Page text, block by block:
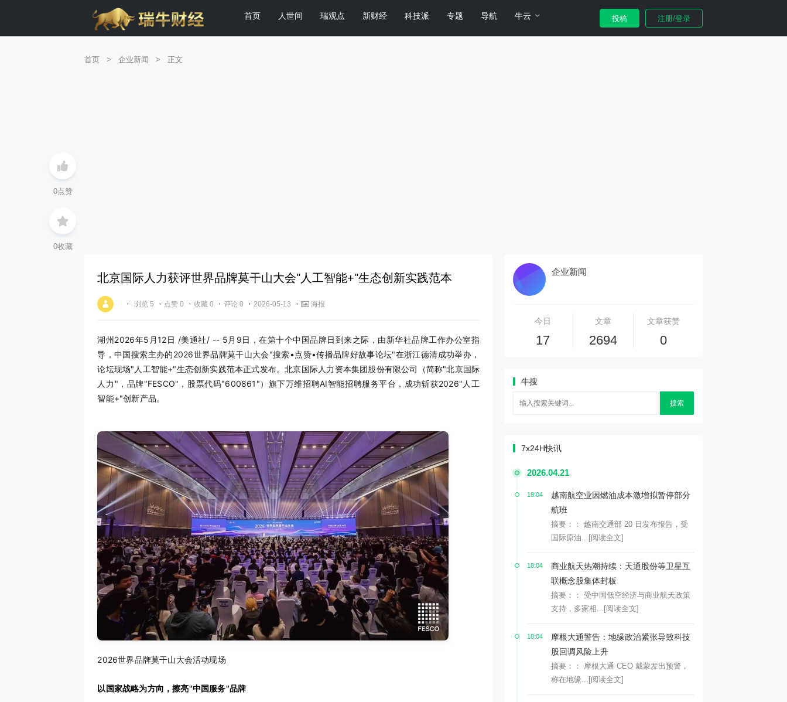
首页 人世间 瑞观点 新财经 科技派 专题 导航 牛云 投稿 注册/登录
0点赞
0收藏
首页 > 企业新闻 > 正文
北京国际人力获评世界品牌莫干山大会"人工智能+"生态创新实践范本
· 浏览 5 · 点赞 0 · 收藏 0 · 评论 0 · 2026-05-13 · 海报
湖州2026年5月12日 /美通社/ -- 5月9日，在第十个中国品牌日到来之际，由新华社品牌工作办公室指
导，中国搜索主办的2026世界品牌莫干山大会"搜索•点赞•传播品牌好故事论坛"在浙江德清成功举办，
论坛现场"人工智能+"生态创新实践范本正式发布。北京国际人力资本集团股份有限公司（简称"北京国际
人力"，品牌"FESCO"，股票代码"600861"）旗下万维招聘AI智能招聘服务平台，成功斩获2026"人工
智能+"创新产品。
2026世界品牌莫干山大会活动现场
以国家战略为方向，擦亮"中国服务"品牌
企业新闻
今日
17
文章
2694
文章获赞
0
牛搜
搜索
7x24H快讯
2026.04.21
18:04
越南航空业因燃油成本激增拟暂停部分
航班
摘要：： 越南交通部 20 日发布报告，受
国际原油... [阅读全文]
18:04
商业航天热潮持续：天通股份等卫星互
联概念股集体封板
摘要：： 受中国低空经济与商业航天政策
支持，多家相... [阅读全文]
18:04
摩根大通警告：地缘政治紧张导致科技
股回调风险上升
摘要：： 摩根大通 CEO 戴蒙发出预警，
称在地缘... [阅读全文]